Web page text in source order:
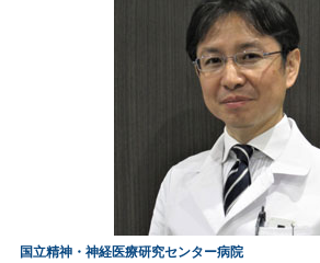
国立精神・神経医療研究センター病院